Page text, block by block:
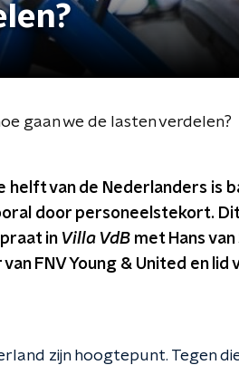
gaan we de lasten verdelen?
helft van de Nederlanders is
door personeelstekort.
in Villa VdB met Hans
FNV Young & United en lid
zijn hoogtepunt. Tegen